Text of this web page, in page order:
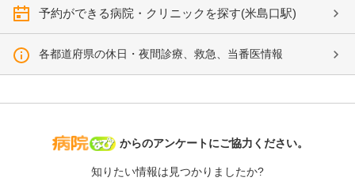
予約ができる病院・クリニックを探す(米島口駅)
各都道府県の休日・夜間診療、救急、当番医情報
病院なび
からのアンケートにご協力ください。
知りたい情報は見つかりましたか?